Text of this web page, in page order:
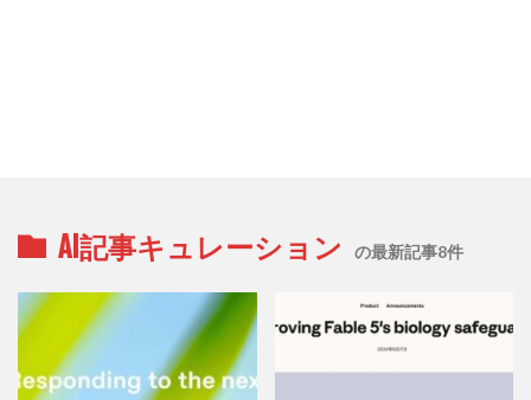
AI記事キュレーション の最新記事8件